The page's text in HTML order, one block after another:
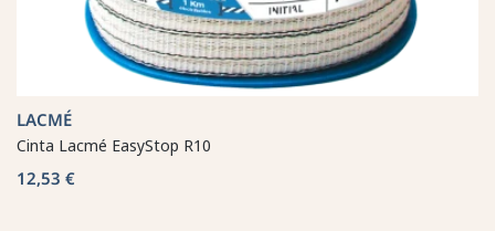
LACMÉ
Cinta Lacmé EasyStop R10
12,53 €